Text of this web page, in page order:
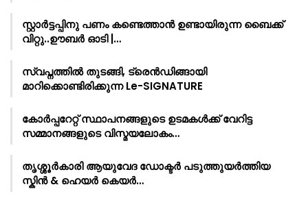
സ്റ്റാർട്ടപ്പിനു പണം കണ്ടെത്താൻ ഉണ്ടായിരുന്ന ബൈക്ക്
വിറ്റു..ഊബർ ഓടി |…
സ്വപ്നത്തിൽ തുടങ്ങി, ട്രെൻഡിങ്ങായി
മാറിക്കൊണ്ടിരിക്കുന്ന Le-SIGNATURE
കോർപ്പറേറ്റ് സ്ഥാപനങ്ങളുടെ ഉടമകൾക്ക് വേറിട്ട
സമ്മാനങ്ങളുടെ വിസ്മയലോകം…
തൃശ്ശൂർകാരി ആയുവേദ ഡോക്ടർ പടുത്തുയർത്തിയ
സ്കിൻ & ഹെയർ കെയർ…